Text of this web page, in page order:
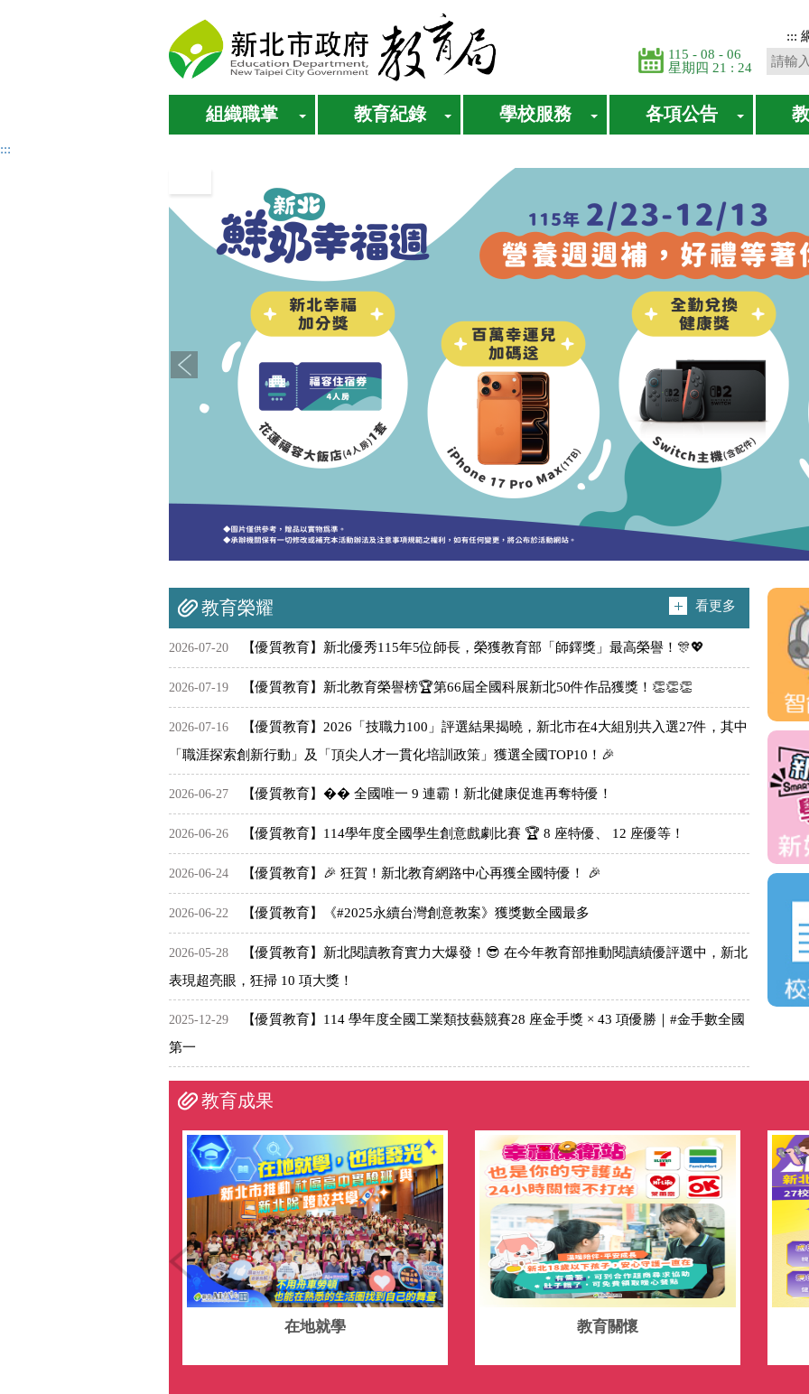
:::
115 - 08 - 06
星期四 21 : 24
組織職掌 教育紀錄 學校服務 各項公告
:::
教育榮耀 看更多
2026-07-20 【優質教育】新北優秀115年5位師長，榮獲教育部「師鐸獎」最高榮譽！🎊💖
2026-07-19 【優質教育】新北教育榮譽榜🏆第66屆全國科展新北50件作品獲獎！👏👏👏
2026-07-16
【優質教育】2026「技職力100」評選結果揭曉，新北市在4大組別共入選27件，其中
「職涯探索創新行動」及「頂尖人才一貫化培訓政策」獲選全國TOP10！🎉
2026-06-27 【優質教育】�� 全國唯一 9 連霸！新北健康促進再奪特優！
2026-06-26 【優質教育】114學年度全國學生創意戲劇比賽 🏆 8 座特優、 12 座優等！
2026-06-24 【優質教育】🎉 狂賀！新北教育網路中心再獲全國特優！ 🎉
2026-06-22 【優質教育】《#2025永續台灣創意教案》獲獎數全國最多
2026-05-28
【優質教育】新北閱讀教育實力大爆發！😎 在今年教育部推動閱讀績優評選中，新北
表現超亮眼，狂掃 10 項大獎！
2025-12-29
【優質教育】114 學年度全國工業類技藝競賽28 座金手獎 × 43 項優勝｜#金手數全國
第一
教育成果
在地就學 教育關懷